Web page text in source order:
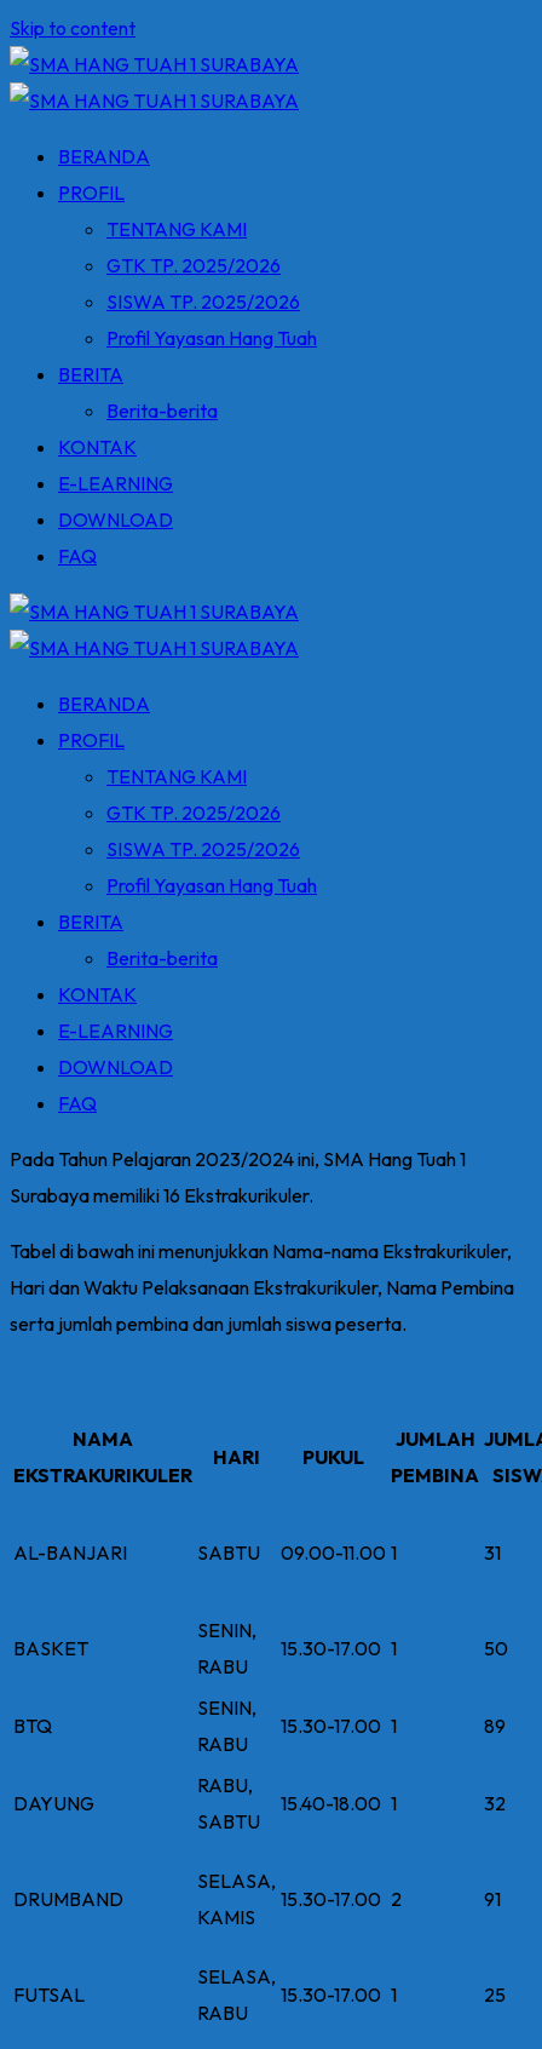
Skip to content
BERANDA
PROFIL
TENTANG KAMI
GTK TP. 2025/2026
SISWA TP. 2025/2026
Profil Yayasan Hang Tuah
BERITA
Berita-berita
KONTAK
E-LEARNING
DOWNLOAD
FAQ
BERANDA
PROFIL
TENTANG KAMI
GTK TP. 2025/2026
SISWA TP. 2025/2026
Profil Yayasan Hang Tuah
BERITA
Berita-berita
KONTAK
E-LEARNING
DOWNLOAD
FAQ
Pada Tahun Pelajaran 2023/2024 ini, SMA Hang Tuah 1
Surabaya memiliki 16 Ekstrakurikuler.
Tabel di bawah ini menunjukkan Nama-nama Ekstrakurikuler,
Hari dan Waktu Pelaksanaan Ekstrakurikuler, Nama Pembina
serta jumlah pembina dan jumlah siswa peserta.
NAMA
EKSTRAKURIKULER
HARI PUKUL
JUMLAH
PEMBINA
AL-BANJARI SABTU 09.00-11.00 1 31
BASKET
SENIN,
RABU
15.30-17.00 1 50
BTQ
SENIN,
RABU
15.30-17.00 1 89
DAYUNG
RABU,
SABTU
15.40-18.00 1 32
DRUMBAND
SELASA,
KAMIS
15.30-17.00 2 91
FUTSAL
SELASA,
RABU
15.30-17.00 1 25